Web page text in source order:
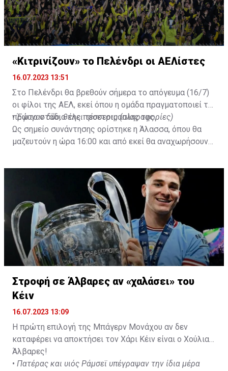
«Κιτρινίζουν» το Πελένδρι οι ΑΕΛίστες
16.07.2023 13:51
Στο Πελένδρι θα βρεθούν σήμερα το απόγευμα (16/7)
οι φίλοι της ΑΕΛ, εκεί όπου η ομάδα πραγματοποιεί το
πρώτο στάδιο της προετοιμασίας της.
•Έφυγαν δύο, θέλει τέσσερις (πληροφορίες)
Ως σημείο συνάντησης ορίστηκε η Άλασσα, όπου θα
μαζευτούν η ώρα 16:00 και από εκεί θα αναχωρήσουν
Στροφή σε Άλβαρες αν «χαλάσει» του
Κέιν
16.07.2023 13:09
Η πρώτη επιλογή της Μπάγερν Μονάχου αν δεν
καταφέρει να αποκτήσει τον Χάρι Κέιν είναι ο Χούλιαν
Άλβαρες!
• Πατέρας και υιός Ράμσεϊ υπέγραψαν την ίδια μέρα